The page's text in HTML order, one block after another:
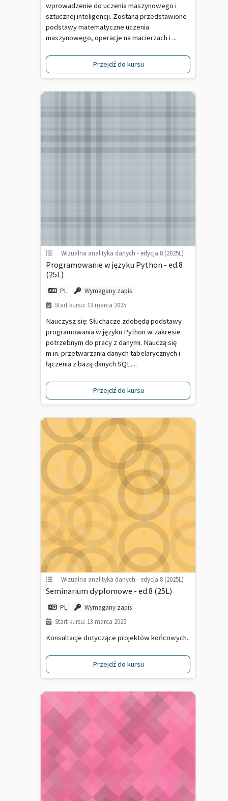
wprowadzenie do uczenia maszynowego i
sztucznej inteligencji. Zostaną przedstawione
podstawy matematyczne uczenia
maszynowego, operacje na macierzach i ...
Przejdź do kursu
Wizualna analityka danych - edycja 8 (2025L)
Programowanie w języku Python - ed.8
(25L)
PL Wymagany zapis
Start kursu: 13 marca 2025
Nauczysz się: Słuchacze zdobędą podstawy
programowania w języku Python w zakresie
potrzebnym do pracy z danymi. Nauczą się
m.in. przetwarzania danych tabelarycznych i
łączenia z bazą danych SQL....
Przejdź do kursu
Wizualna analityka danych - edycja 8 (2025L)
Seminarium dyplomowe - ed.8 (25L)
PL Wymagany zapis
Start kursu: 13 marca 2025
Konsultacje dotyczące projektów końcowych.
Przejdź do kursu